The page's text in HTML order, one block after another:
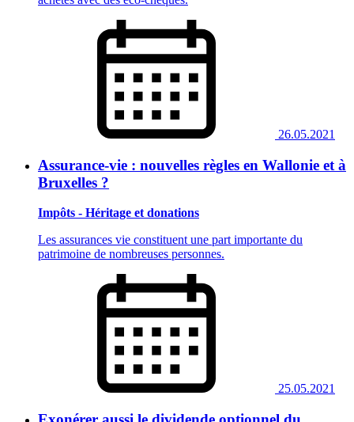
26.05.2021
Assurance-vie : nouvelles règles en Wallonie et à
Bruxelles ?
Impôts - Héritage et donations
Les assurances vie constituent une part importante du
patrimoine de nombreuses personnes.
25.05.2021